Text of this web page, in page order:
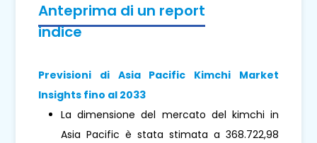
Anteprima di un report
indice
Previsioni di Asia Pacific Kimchi Market
Insights fino al 2033
La dimensione del mercato del kimchi in
Asia Pacific è stata stimata a 368.722,98